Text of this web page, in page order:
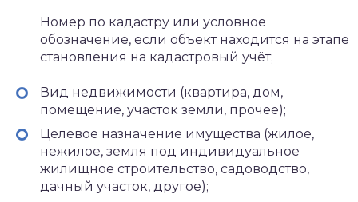
Номер по кадастру или условное
обозначение, если объект находится на этапе
становления на кадастровый учёт;
Вид недвижимости (квартира, дом,
помещение, участок земли, прочее);
Целевое назначение имущества (жилое,
нежилое, земля под индивидуальное
жилищное строительство, садоводство,
дачный участок, другое);